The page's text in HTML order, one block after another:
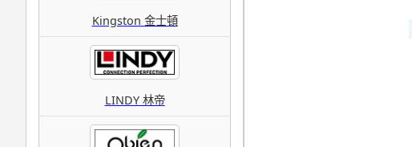
Kingston 金士頓
LINDY 林帝